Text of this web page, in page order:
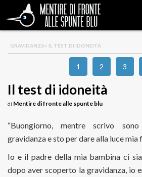
GRAVIDANZA> IL TEST DI IDONEITÀ
1 2 3
Il test di idoneità
di Mentire di fronte alle spunte blu
“Buongiorno, mentre scrivo
gravidanza e sto per dare alla luce mia
Io e il padre della mia bambina ci
dopo aver scoperto la gravidanza, io